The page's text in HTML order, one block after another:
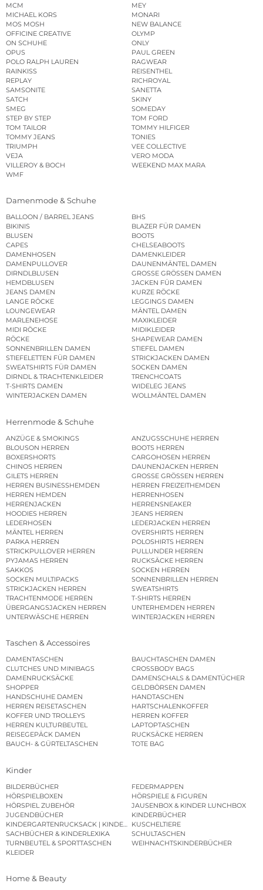
MCM
MEY
MICHAEL KORS
MONARI
MOS MOSH
NEW BALANCE
OFFICINE CREATIVE
OLYMP
ON SCHUHE
ONLY
OPUS
PAUL GREEN
POLO RALPH LAUREN
RAGWEAR
RAINKISS
REISENTHEL
REPLAY
RICHROYAL
SAMSONITE
SANETTA
SATCH
SKINY
SMEG
SOMEDAY
STEP BY STEP
TOM FORD
TOM TAILOR
TOMMY HILFIGER
TOMMY JEANS
TONIES
TRIUMPH
VEE COLLECTIVE
VEJA
VERO MODA
VILLEROY & BOCH
WEEKEND MAX MARA
WMF
Damenmode & Schuhe
BALLOON / BARREL JEANS
BHS
BIKINIS
BLAZER FÜR DAMEN
BLUSEN
BOOTS
CAPES
CHELSEABOOTS
DAMENHOSEN
DAMENKLEIDER
DAMENPULLOVER
DAUNENMÄNTEL DAMEN
DIRNDLBLUSEN
GROSSE GRÖSSEN DAMEN
HEMDBLUSEN
JACKEN FÜR DAMEN
JEANS DAMEN
KURZE RÖCKE
LANGE RÖCKE
LEGGINGS DAMEN
LOUNGEWEAR
MÄNTEL DAMEN
MARLENEHOSE
MAXIKLEIDER
MIDI RÖCKE
MIDIKLEIDER
RÖCKE
SHAPEWEAR DAMEN
SONNENBRILLEN DAMEN
STIEFEL DAMEN
STIEFELETTEN FÜR DAMEN
STRICKJACKEN DAMEN
SWEATSHIRTS FÜR DAMEN
SOCKEN DAMEN
DIRNDL & TRACHTENKLEIDER
TRENCHCOATS
T-SHIRTS DAMEN
WIDELEG JEANS
WINTERJACKEN DAMEN
WOLLMÄNTEL DAMEN
Herrenmode & Schuhe
ANZÜGE & SMOKINGS
ANZUGSSCHUHE HERREN
BLOUSON HERREN
BOOTS HERREN
BOXERSHORTS
CARGOHOSEN HERREN
CHINOS HERREN
DAUNENJACKEN HERREN
GILETS HERREN
GROSSE GRÖSSEN HERREN
HERREN BUSINESSHEMDEN
HERREN FREIZEITHEMDEN
HERREN HEMDEN
HERRENHOSEN
HERRENJACKEN
HERRENSNEAKER
HOODIES HERREN
JEANS HERREN
LEDERHOSEN
LEDERJACKEN HERREN
MÄNTEL HERREN
OVERSHIRTS HERREN
PARKA HERREN
POLOSHIRTS HERREN
STRICKPULLOVER HERREN
PULLUNDER HERREN
PYJAMAS HERREN
RUCKSÄCKE HERREN
SAKKOS
SOCKEN HERREN
SOCKEN MULTIPACKS
SONNENBRILLEN HERREN
STRICKJACKEN HERREN
SWEATSHIRTS
TRACHTENMODE HERREN
T-SHIRTS HERREN
ÜBERGANGSJACKEN HERREN
UNTERHEMDEN HERREN
UNTERWÄSCHE HERREN
WINTERJACKEN HERREN
Taschen & Accessoires
DAMENTASCHEN
BAUCHTASCHEN DAMEN
CLUTCHES UND MINIBAGS
CROSSBODY BAGS
DAMENRUCKSÄCKE
DAMENSCHALS & DAMENTÜCHER
SHOPPER
GELDBÖRSEN DAMEN
HANDSCHUHE DAMEN
HANDTASCHEN
HERREN REISETASCHEN
HARTSCHALENKOFFER
KOFFER UND TROLLEYS
HERREN KOFFER
HERREN KULTURBEUTEL
LAPTOPTASCHEN
REISEGEPÄCK DAMEN
RUCKSÄCKE HERREN
BAUCH- & GÜRTELTASCHEN
TOTE BAG
Kinder
BILDERBÜCHER
FEDERMAPPEN
HÖRSPIELBOXEN
HÖRSPIELE & FIGUREN
HÖRSPIEL ZUBEHÖR
JAUSENBOX & KINDER LUNCHBOX
JUGENDBÜCHER
KINDERBÜCHER
KINDERGARTENRUCKSACK | KINDERGARTENBEUTEL
KUSCHELTIERE
SACHBÜCHER & KINDERLEXIKA
SCHULTASCHEN
TURNBEUTEL & SPORTTASCHEN
WEIHNACHTSKINDERBÜCHER
KLEIDER
Home & Beauty